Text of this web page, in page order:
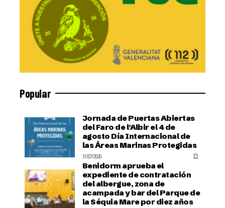
Popular
Jornada de Puertas Abiertas
del Faro de l’Albir el 4 de
agosto Día Internacional de
las Áreas Marinas Protegidas
31/07/2026
Benidorm aprueba el
expediente de contratación
del albergue, zona de
acampada y bar del Parque de
la Séquia Mare por diez años